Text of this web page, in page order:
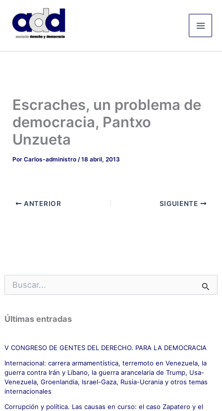
contenido
Escraches, un problema de
democracia, Pantxo
Unzueta
PorCarlos-administro/18 abril, 2013
ANTERIOR SIGUIENTE
u
c
a
p
r
:
Últimas entradas
V CONGRESO DE GENTES DEL DERECHO. PARA LA DEMOCRACIA
Internacional: carrera armamentística, terremoto en Venezuela, la
guerra contra Irán y Líbano, la guerra arancelaria de Trump, Usa-
Venezuela, Groenlandia, Israel-Gaza, Rusia-Ucrania y otros temas
internacionales
Corrupción y política. Las causas en curso: el caso Zapatero y el